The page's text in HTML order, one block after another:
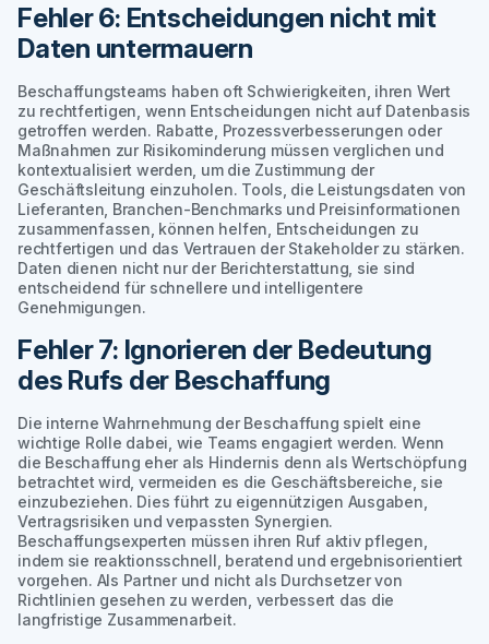
Fehler 6: Entscheidungen nicht mit
Daten untermauern
Beschaffungsteams haben oft Schwierigkeiten, ihren Wert
zu rechtfertigen, wenn Entscheidungen nicht auf Datenbasis
getroffen werden. Rabatte, Prozessverbesserungen oder
Maßnahmen zur Risikominderung müssen verglichen und
kontextualisiert werden, um die Zustimmung der
Geschäftsleitung einzuholen. Tools, die Leistungsdaten von
Lieferanten, Branchen-Benchmarks und Preisinformationen
zusammenfassen, können helfen, Entscheidungen zu
rechtfertigen und das Vertrauen der Stakeholder zu stärken.
Daten dienen nicht nur der Berichterstattung, sie sind
entscheidend für schnellere und intelligentere
Genehmigungen.
Fehler 7: Ignorieren der Bedeutung
des Rufs der Beschaffung
Die interne Wahrnehmung der Beschaffung spielt eine
wichtige Rolle dabei, wie Teams engagiert werden. Wenn
die Beschaffung eher als Hindernis denn als Wertschöpfung
betrachtet wird, vermeiden es die Geschäftsbereiche, sie
einzubeziehen. Dies führt zu eigennützigen Ausgaben,
Vertragsrisiken und verpassten Synergien.
Beschaffungsexperten müssen ihren Ruf aktiv pflegen,
indem sie reaktionsschnell, beratend und ergebnisorientiert
vorgehen. Als Partner und nicht als Durchsetzer von
Richtlinien gesehen zu werden, verbessert das die
langfristige Zusammenarbeit.